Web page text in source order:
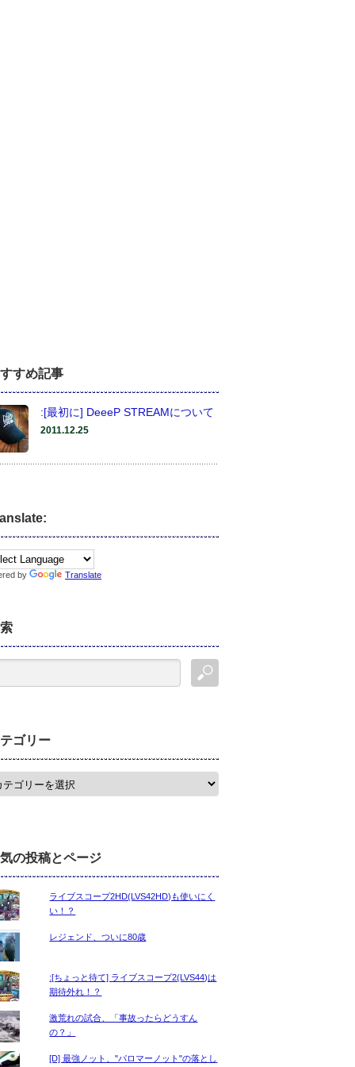
すめ記事
:[最初に] DeeeP STREAMについて
2011.12.25
by Translate
ゴリー
の投稿とページ
ライブスコープ2HD(LVS42HD)も使いにく
い！？
レジェンド、ついに80歳
:[ちょっと待て] ライブスコープ2(LVS44)は
期待外れ！？
激荒れの試合、「事故ったらどうすん
の？」
[D] 最強ノット、"パロマーノット"の落とし